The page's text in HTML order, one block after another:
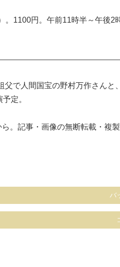
円。午前11時半～午後2
で人間国宝の野村万作さんと
定。
。記事・画像の無断転載・
バ